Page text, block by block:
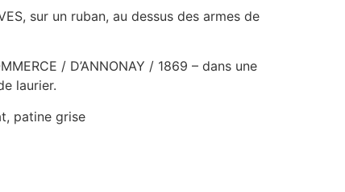
sur un ruban, au dessus des armes de
/ D’ANNONAY / 1869 – dans une
laurier.
patine grise